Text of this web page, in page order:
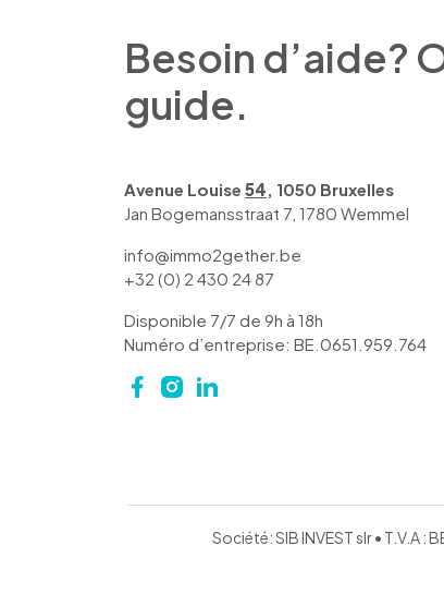
Besoin d’aide?
guide.
Avenue Louise 54 , 1050 Bruxelles
Jan Bogemansstraat 7, 1780 Wemmel
info@immo2gether.be
+32 (0) 2 430 24 87
Disponible 7/7 de 9h à 18h
Numéro d’entreprise: BE.0651.959.764
Société: SIB INVEST slr • T.V.A